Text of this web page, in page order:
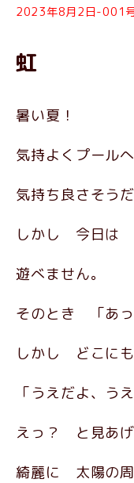
2023年8月2日-001
虹
暑い夏！
気持よくプール
気持ち良さそう
しかし 今日は
遊べません。
そのとき 「あ
しかし どこに
「うえだよ、うえ
えっ？ と見あ
綺麗に 太陽の